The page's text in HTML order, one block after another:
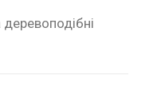
деревоподібні